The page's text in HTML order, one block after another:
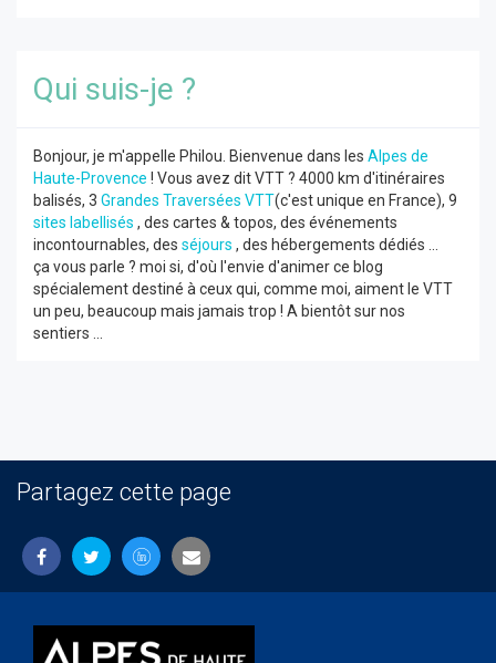
Qui suis-je ?
Bonjour, je m'appelle Philou. Bienvenue dans les Alpes de
Haute-Provence ! Vous avez dit VTT ? 4000 km d'itinéraires
balisés, 3 Grandes Traversées VTT(c'est unique en France), 9
sites labellisés , des cartes & topos, des événements
incontournables, des séjours , des hébergements dédiés ...
ça vous parle ? moi si, d'où l'envie d'animer ce blog
spécialement destiné à ceux qui, comme moi, aiment le VTT
un peu, beaucoup mais jamais trop ! A bientôt sur nos
sentiers ...
Partagez cette page